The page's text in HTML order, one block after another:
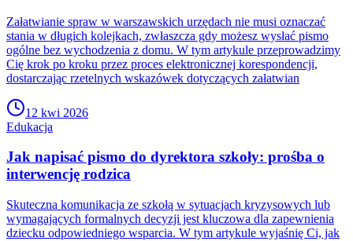
Załatwianie spraw w warszawskich urzędach nie musi oznaczać
stania w długich kolejkach, zwłaszcza gdy możesz wysłać pismo
ogólne bez wychodzenia z domu. W tym artykule przeprowadzimy
Cię krok po kroku przez proces elektronicznej korespondencji,
dostarczając rzetelnych wskazówek dotyczących załatwian
12 kwi 2026
Edukacja
Jak napisać pismo do dyrektora szkoły: prośba o
interwencję rodzica
Skuteczna komunikacja ze szkołą w sytuacjach kryzysowych lub
wymagających formalnych decyzji jest kluczowa dla zapewnienia
dziecku odpowiedniego wsparcia. W tym artykule wyjaśnię Ci, jak